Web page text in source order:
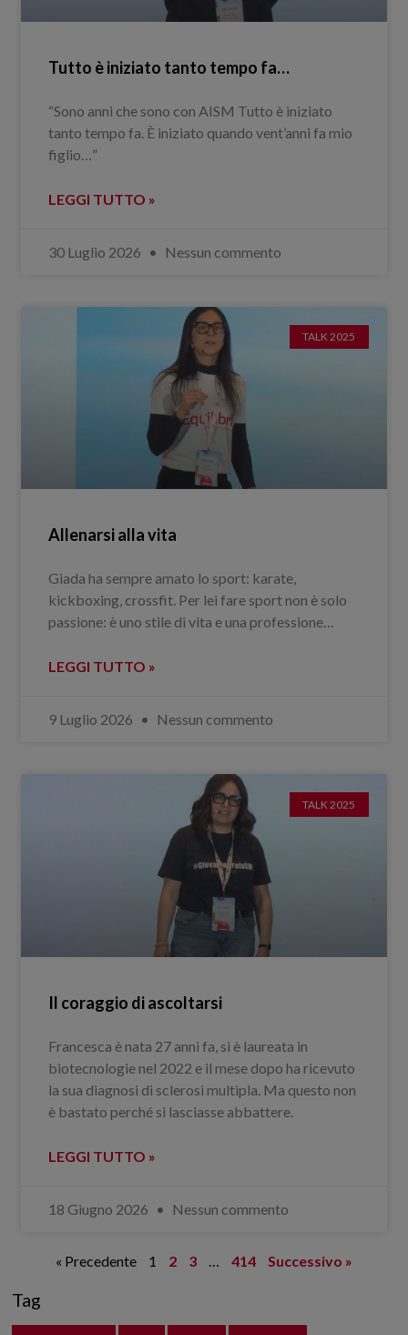
Tutto è iniziato tanto tempo fa…
“Sono anni che sono con AISM Tutto è iniziato
tanto tempo fa. È iniziato quando vent’anni fa mio
figlio…”
LEGGI TUTTO »
30 Luglio 2026 Nessun commento
TALK 2025
Allenarsi alla vita
Giada ha sempre amato lo sport: karate,
kickboxing, crossfit. Per lei fare sport non è solo
passione: è uno stile di vita e una professione…
LEGGI TUTTO »
9 Luglio 2026 Nessun commento
TALK 2025
Il coraggio di ascoltarsi
Francesca è nata 27 anni fa, si è laureata in
biotecnologie nel 2022 e il mese dopo ha ricevuto
la sua diagnosi di sclerosi multipla. Ma questo non
è bastato perché si lasciasse abbattere.
LEGGI TUTTO »
18 Giugno 2026 Nessun commento
« Precedente 1 2 3 … 414 Successivo »
Tag